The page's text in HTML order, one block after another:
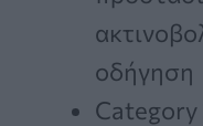
οδήγηση